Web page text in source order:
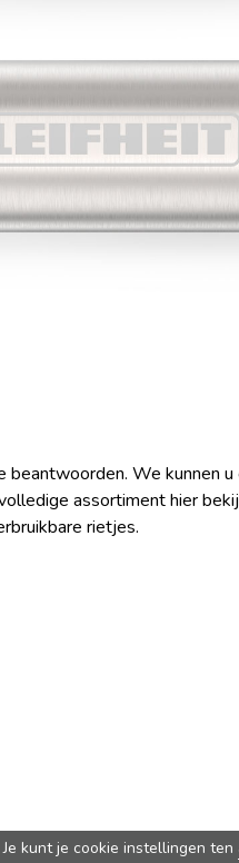
beantwoorden. We
assortiment hier
rietjes.
kunt je cookie instellingen ten